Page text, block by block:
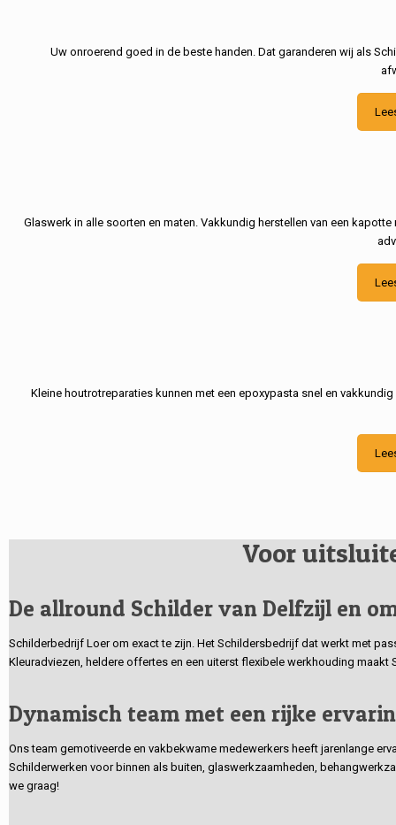
Uw onroerend goed in de beste handen. Dat garanderen wij als
Glaswerk in alle soorten en maten. Vakkundig herstellen van een
Kleine houtrotreparaties kunnen met een epoxypasta snel en
Voor
De allround Schilder van Delfzijl en
Schilderbedrijf Loer om exact te zijn. Het Schildersbedrijf dat werkt met
Kleuradviezen, heldere offertes en een uiterst flexibele werkhouding
Dynamisch team met een rijke
Ons team gemotiveerde en vakbekwame medewerkers heeft jarenlange
Schilderwerken voor binnen als buiten, glaswerkzaamheden,
we graag!